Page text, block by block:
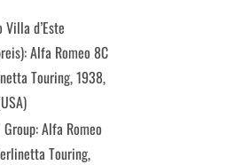
Villa d’Este
Alfa Romeo 8C
Touring, 1938,
Alfa Romeo
Touring,